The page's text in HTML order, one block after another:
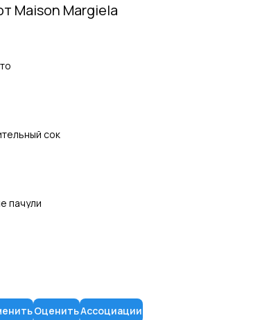
Maison Margiela
сок
пачули
ОценитьАссоциации